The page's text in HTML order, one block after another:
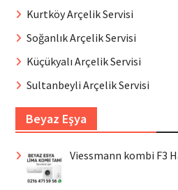
Kurtköy Arçelik Servisi
Soğanlık Arçelik Servisi
Küçükyalı Arçelik Servisi
Sultanbeyli Arçelik Servisi
Beyaz Eşya
Viessmann kombi F3